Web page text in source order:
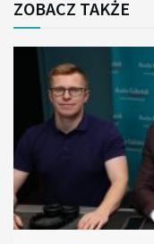
ZOBACZ TAKŻE